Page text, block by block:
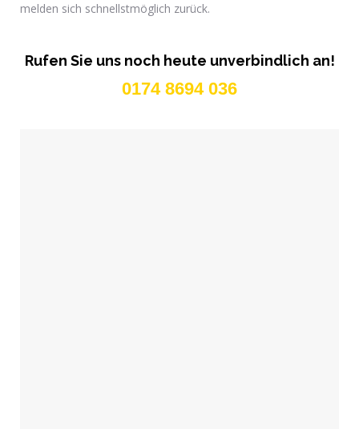
melden sich schnellstmöglich zurück.
Rufen Sie uns noch heute unverbindlich an!
0174 8694 036